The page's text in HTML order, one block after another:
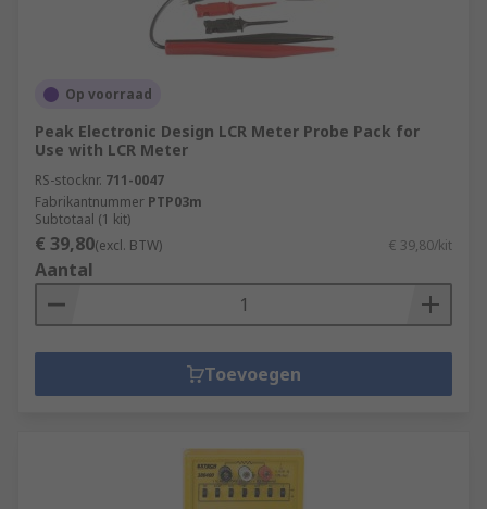
Op voorraad
Peak Electronic Design LCR Meter Probe Pack for
Use with LCR Meter
RS-stocknr. 711-0047
Fabrikantnummer PTP03m
Subtotaal (1 kit)
€ 39,80(excl. BTW) € 39,80/kit
Aantal
Toevoegen